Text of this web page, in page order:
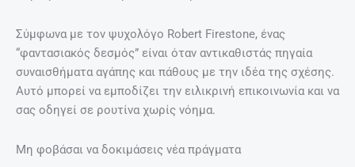
Σύμφωνα με τον ψυχολόγο Robert Firestone, ένας
“φαντασιακός δεσμός” είναι όταν αντικαθιστάς πηγαία
συναισθήματα αγάπης και πάθους με την ιδέα της σχέσης.
Αυτό μπορεί να εμποδίζει την ειλικρινή επικοινωνία και να
σας οδηγεί σε ρουτίνα χωρίς νόημα.
Μη φοβάσαι να δοκιμάσεις νέα πράγματα